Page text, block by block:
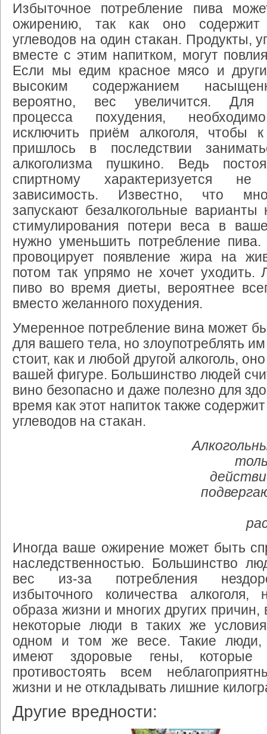
Избыточное потребление пива
ожирению, так как оно
углеводов на один стакан. Продукты,
вместе с этим напитком, могут
Если мы едим красное мясо и
высоким содержанием
вероятно, вес увеличится. Для
процесса похудения,
исключить приём алкоголя,
пришлось в последствии
алкоголизма пушкино. Ведь
спиртному характеризуется
зависимость. Известно, что
запускают безалкогольные варианты
стимулирования потери веса в
нужно уменьшить потребление пива.
провоцирует появление жира на
потом так упрямо не хочет
пиво во время диеты, вероятнее
вместо желанного похудения.
Умеренное потребление вина может
для вашего тела, но злоупотреблять
стоит, как и любой другой алкоголь,
вашей фигуре. Большинство людей
вино безопасно и даже полезно для
время как этот напиток также
углеводов на стакан.
Иногда ваше ожирение может быть
наследственностью. Большинство
вес из-за потребления
избыточного количества алкоголя,
образа жизни и многих других причин,
некоторые люди в таких же
одном и том же весе. Такие люди,
имеют здоровые гены, которые
противостоять всем
жизни и не откладывать лишние
Другие вредности: